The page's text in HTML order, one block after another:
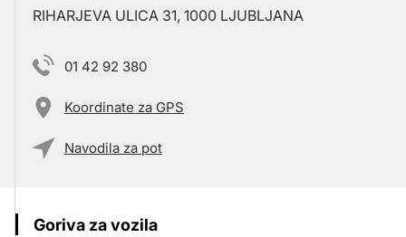
RIHARJEVA ULICA 31, 1000 LJUBLJANA
01 42 92 380
Koordinate za GPS
Navodila za pot
Goriva za vozila